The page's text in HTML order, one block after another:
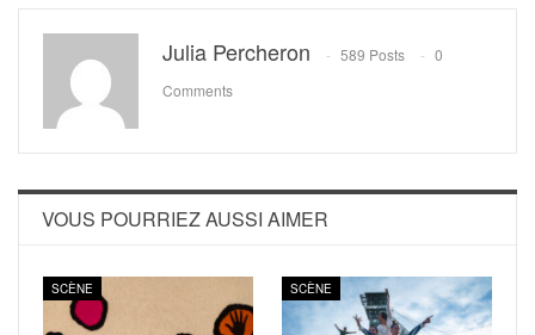
Julia Percheron 589 Posts
0
Comments
VOUS POURRIEZ AUSSI AIMER
SCÈNE SCÈNE